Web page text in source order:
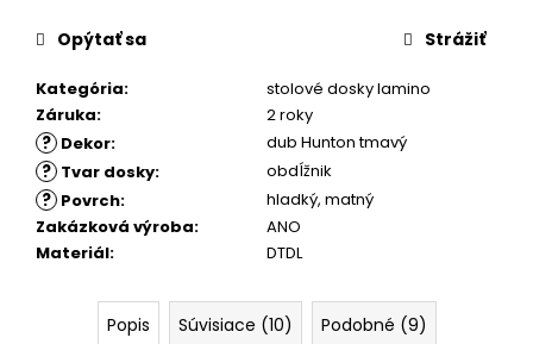
Kategória:
stolové dosky lamino
Záruka: 2 roky
? Dekor: dub Hunton tmavý
? Tvar dosky: obdĺžnik
? Povrch: hladký, matný
Zakázková výroba:
ANO
Materiál: DTDL
Opýtať sa Strážiť
Popis Súvisiace (10)
Podobné (9)